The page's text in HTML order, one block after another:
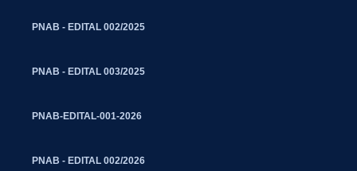
PNAB - EDITAL 002/2025
PNAB - EDITAL 003/2025
PNAB-EDITAL-001-2026
PNAB - EDITAL 002/2026